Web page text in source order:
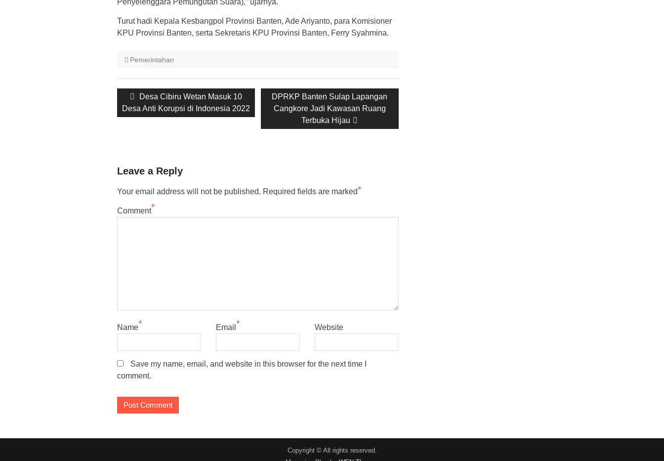
Penyelenggara Pemungutan Suara),” ujarnya.
Turut hadi Kepala Kesbangpol Provinsi Banten, Ade Ariyanto, para Komisioner
KPU Provinsi Banten, serta Sekretaris KPU Provinsi Banten, Ferry Syahmina.
Pemerintahan
Post
navigation
Previous
post:
Desa Cibiru Wetan Masuk 10
Desa Anti Korupsi di Indonesia 2022
Next
post:
DPRKP Banten Sulap Lapangan
Cangkore Jadi Kawasan Ruang
Terbuka Hijau
Leave a Reply
Your email address will not be published. Required fields are marked*
Comment*
Name* Email * Website
Save my name, email, and website in this browser for the next time I
comment.
Copyright © All rights reserved.